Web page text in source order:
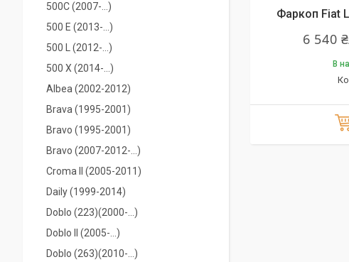
Фаркоп Fiat
6 540
В
500C (2007-...)
500 E (2013-...)
500 L (2012-...)
500 Х (2014-...)
Albea (2002-2012)
Brava (1995-2001)
Bravo (1995-2001)
Bravo (2007-2012-...)
Croma II (2005-2011)
Daily (1999-2014)
Doblo (223)(2000-...)
Doblo II (2005-...)
Doblo (263)(2010-...)